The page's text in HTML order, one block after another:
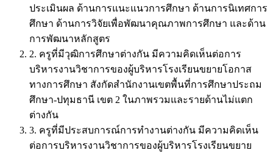
ประเมินผล ด้านการแนะแนวการศึกษา ด้านการนิเทศการ
ศึกษา ด้านการวิจัยเพื่อพัฒนาคุณภาพการศึกษา และด้าน
การพัฒนาหลักสูตร
2. ครูที่มีวุฒิการศึกษาต่างกัน มีความคิดเห็นต่อการ
บริหารงานวิชาการของผู้บริหารโรงเรียนขยายโอกาส
ทางการศึกษา สังกัดสำนักงานเขตพื้นที่การศึกษาประถม
ศึกษา-ปทุมธานี เขต 2 ในภาพรวมและรายด้านไม่แตก
ต่างกัน
3. ครูที่มีประสบการณ์การทำงานต่างกัน มีความคิดเห็น
ต่อการบริหารงานวิชาการของผู้บริหารโรงเรียนขยาย